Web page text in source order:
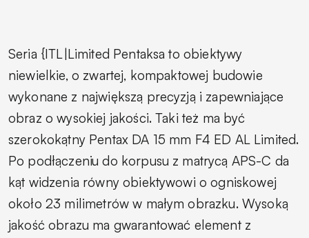
Seria {ITL|Limited Pentaksa to obiektywy
niewielkie, o zwartej, kompaktowej budowie
wykonane z największą precyzją i zapewniające
obraz o wysokiej jakości. Taki też ma być
szerokokątny Pentax DA 15 mm F4 ED AL Limited.
Po podłączeniu do korpusu z matrycą APS-C da
kąt widzenia równy obiektywowi o ogniskowej
około 23 milimetrów w małym obrazku. Wysoką
jakość obrazu ma gwarantować element z